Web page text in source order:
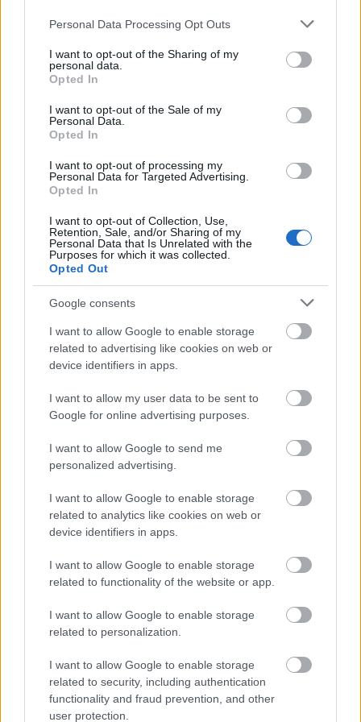
Please note that this website/app uses one or more Google
not limited to your visit or usage behaviour. You may click to
grant or deny consent to Google and its third-party tags to
use your data for below specified purposes in below Google
consent section.
Personal Data Processing Opt Outs
I want to opt-out of the Sharing of my
personal data.
Opted In
I want to opt-out of the Sale of my
Personal Data.
Opted In
I want to opt-out of processing my
Personal Data for Targeted Advertising.
Opted In
I want to opt-out of Collection, Use,
Retention, Sale, and/or Sharing of my
Personal Data that Is Unrelated with the
Purposes for which it was collected.
Opted Out
Google consents
I want to allow Google to enable storage
related to advertising like cookies on web or
device identifiers in apps.
I want to allow my user data to be sent to
Google for online advertising purposes.
I want to allow Google to send me
personalized advertising.
I want to allow Google to enable storage
related to analytics like cookies on web or
device identifiers in apps.
I want to allow Google to enable storage
related to functionality of the website or app.
I want to allow Google to enable storage
related to personalization.
I want to allow Google to enable storage
related to security, including authentication
functionality and fraud prevention, and other
user protection.
“Ez az évad rólatok, rólunk szólt. A művészet azért
van, hogy elviseljük a valóságot. A közönség pedig
nem érzett a helyzetünkből semmit, s ezért minden
társulati tag sokat dolgozott” – fogalmazottHalasi
Imre,aki köszönetet mondottKrámer Györgynek
és Váradi Katalinnak
Miskolcra érkeztek, s létrehozták a tánctagozatot, s
egy színvonalas opera együttest és zenekart.Krámer
György,aki 9 évvel ezelőtt szegődött a Miskolci
Nemzeti Színházhoz, kiemelte, a lendület lassul, az
ambíció azonban töretlen. “Épp olyan ambícióval
érkeztem Miskolcra, amilyennel egykor Diósgyőrből
Budapestre mentem. Eltelt az idő, leszolgáltuk.
Büszke vagyok rá, hogy részese lehettem a színház
életének, hogy kivehettem a részem a munkából” –
mondta a tánctagozat távozó vezetője.
igazgató ennek kapcsán kifejtette: nem minden
évben adnak örökös tag címet, az elmúlt kilenc
évben kétszer történt meg. Idén a teljes igazgatóság
egyhangú szavazata alapján örökös tag lett